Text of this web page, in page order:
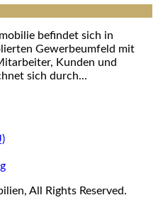
befindet sich in
Gewerbeumfeld mit
Kunden und
sich durch...
All Rights Reserved.